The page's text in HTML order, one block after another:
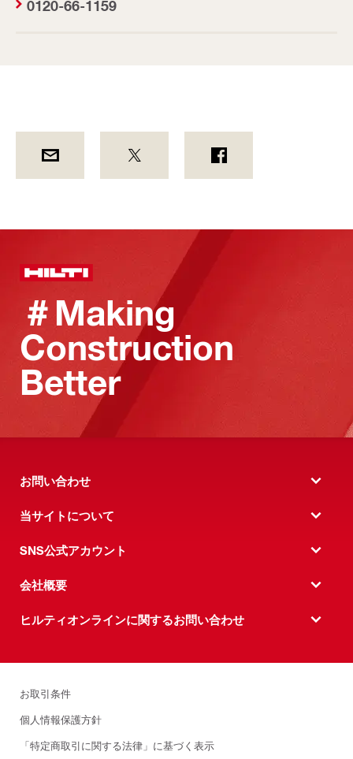
0120-66-1159
＃Making
Construction
Better
お問い合わせ
当サイトについて
SNS公式アカウント
会社概要
ヒルティオンラインに関するお問い合わせ
お取引条件
個人情報保護方針
「特定商取引に関する法律」に基づく表示